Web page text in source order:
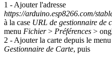
1 - Ajouter l'adresse
https://arduino.esp8266.com/
à la case URL de gestionnaire de
menu Fichier> Préférences >
2 - Ajouter la carte depuis le menu
Gestionnaire de Carte, puis